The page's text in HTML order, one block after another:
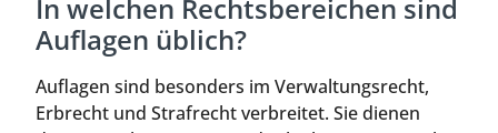
In welchen Rechtsbereichen sind
Auflagen üblich?
Auflagen sind besonders im Verwaltungsrecht,
Erbrecht und Strafrecht verbreitet. Sie dienen